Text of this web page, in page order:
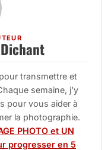
transmettre et
semaine, j’y
pour vous aider à
la photographie.
PHOTO et UN
progresser en 5